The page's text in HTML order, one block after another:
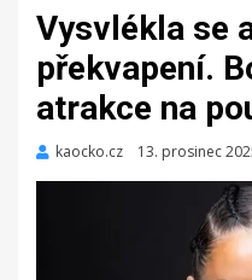
Vysvlékla se
překvapení.
atrakce na
kaocko.cz
Zveřejněno
13. prosinec